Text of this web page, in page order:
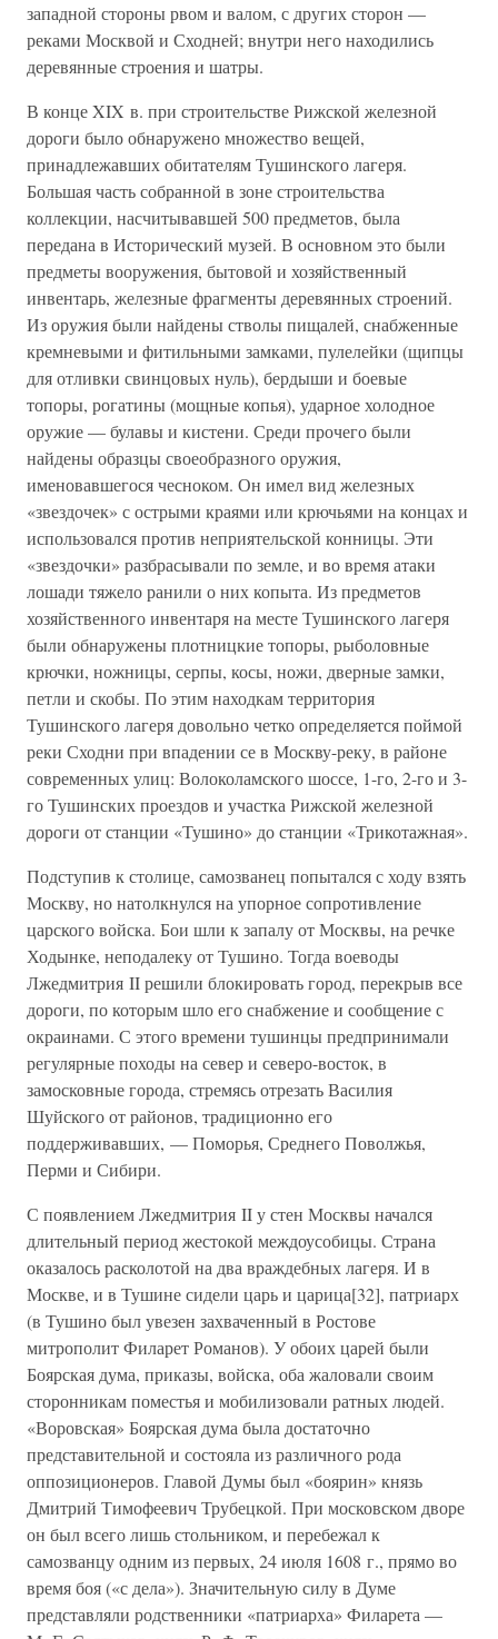
западной стороны рвом и валом, с других сторон —
реками Москвой и Сходней; внутри него находились
деревянные строения и шатры.
В конце XIX в. при строительстве Рижской железной
дороги было обнаружено множество вещей,
принадлежавших обитателям Тушинского лагеря.
Большая часть собранной в зоне строительства
коллекции, насчитывавшей 500 предметов, была
передана в Исторический музей. В основном это были
предметы вооружения, бытовой и хозяйственный
инвентарь, железные фрагменты деревянных строений.
Из оружия были найдены стволы пищалей, снабженные
кремневыми и фитильными замками, пулелейки (щипцы
для отливки свинцовых нуль), бердыши и боевые
топоры, рогатины (мощные копья), ударное холодное
оружие — булавы и кистени. Среди прочего были
найдены образцы своеобразного оружия,
именовавшегося чесноком. Он имел вид железных
«звездочек» с острыми краями или крючьями на концах и
использовался против неприятельской конницы. Эти
«звездочки» разбрасывали по земле, и во время атаки
лошади тяжело ранили о них копыта. Из предметов
хозяйственного инвентаря на месте Тушинского лагеря
были обнаружены плотницкие топоры, рыболовные
крючки, ножницы, серпы, косы, ножи, дверные замки,
петли и скобы. По этим находкам территория
Тушинского лагеря довольно четко определяется поймой
реки Сходни при впадении се в Москву-реку, в районе
современных улиц: Волоколамского шоссе, 1-го, 2-го и 3-
го Тушинских проездов и участка Рижской железной
дороги от станции «Тушино» до станции «Трикотажная».
Подступив к столице, самозванец попытался с ходу взять
Москву, но натолкнулся на упорное сопротивление
царского войска. Бои шли к запалу от Москвы, на речке
Ходынке, неподалеку от Тушино. Тогда воеводы
Лжедмитрия II решили блокировать город, перекрыв все
дороги, по которым шло его снабжение и сообщение с
окраинами. С этого времени тушинцы предпринимали
регулярные походы на север и северо-восток, в
замосковные города, стремясь отрезать Василия
Шуйского от районов, традиционно его
поддерживавших, — Поморья, Среднего Поволжья,
Перми и Сибири.
С появлением Лжедмитрия II у стен Москвы начался
длительный период жестокой междоусобицы. Страна
оказалось расколотой на два враждебных лагеря. И в
Москве, и в Тушине сидели царь и царица[32], патриарх
(в Тушино был увезен захваченный в Ростове
митрополит Филарет Романов). У обоих царей были
Боярская дума, приказы, войска, оба жаловали своим
сторонникам поместья и мобилизовали ратных людей.
«Воровская» Боярская дума была достаточно
представительной и состояла из различного рода
оппозиционеров. Главой Думы был «боярин» князь
Дмитрий Тимофеевич Трубецкой. При московском дворе
он был всего лишь стольником, и перебежал к
самозванцу одним из первых, 24 июля 1608 г., прямо во
время боя («с дела»). Значительную силу в Думе
представляли родственники «патриарха» Филарета —